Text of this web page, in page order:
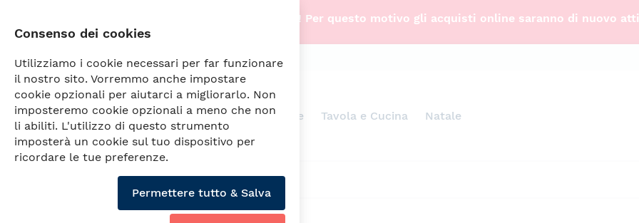
Stiamo traslocando nella nostra nuova sede! Per questo motivo gli acquisti online saranno di nuovo
info@fade.sm SPEDIZIONI SEMPRE GRATUITE
Arredamento Illuminazione Tavola e Cucina Natale
ARABESCO POSTO TAVOLA 3 PZ. VIOLA
Consenso dei cookies
Utilizziamo i cookie necessari per far funzionare
il nostro sito. Vorremmo anche impostare
cookie opzionali per aiutarci a migliorarlo. Non
imposteremo cookie opzionali a meno che non
li abiliti. L'utilizzo di questo strumento
imposterà un cookie sul tuo dispositivo per
ricordare le tue preferenze.
Permettere tutto & Salva